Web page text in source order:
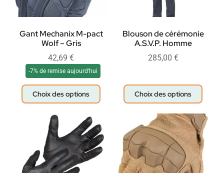
Gant Mechanix M-pact
Wolf – Gris
42,69 €
-7% de remise aujourd'hui
Choix des options
Blouson de cérémonie
A.S.V.P. Homme
285,00 €
Choix des options